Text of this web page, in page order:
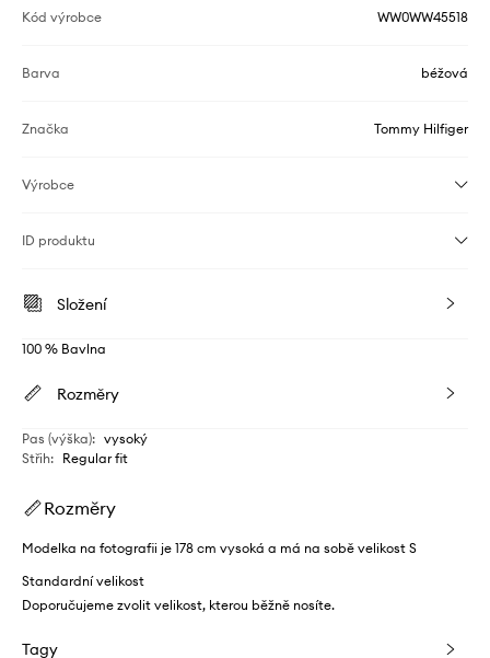
Kód výrobce WW0WW45518
Barva béžová
Značka Tommy Hilfiger
Výrobce
ID produktu
Složení
100 % Bavlna
Rozměry
Pas (výška): vysoký
Střih: Regular fit
Rozměry
Modelka na fotografii je 178 cm vysoká a má na sobě velikost S
Standardní velikost
Doporučujeme zvolit velikost, kterou běžně nosíte.
Tagy